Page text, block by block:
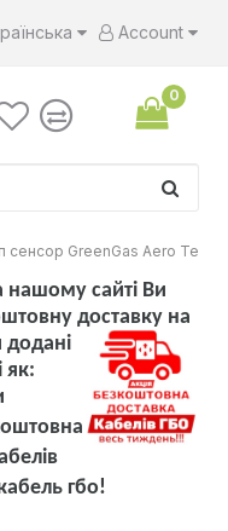
Account
0
сенсор GreenGas Aero Terra
сайті Ви
доставку на
додані
як:
гбо!